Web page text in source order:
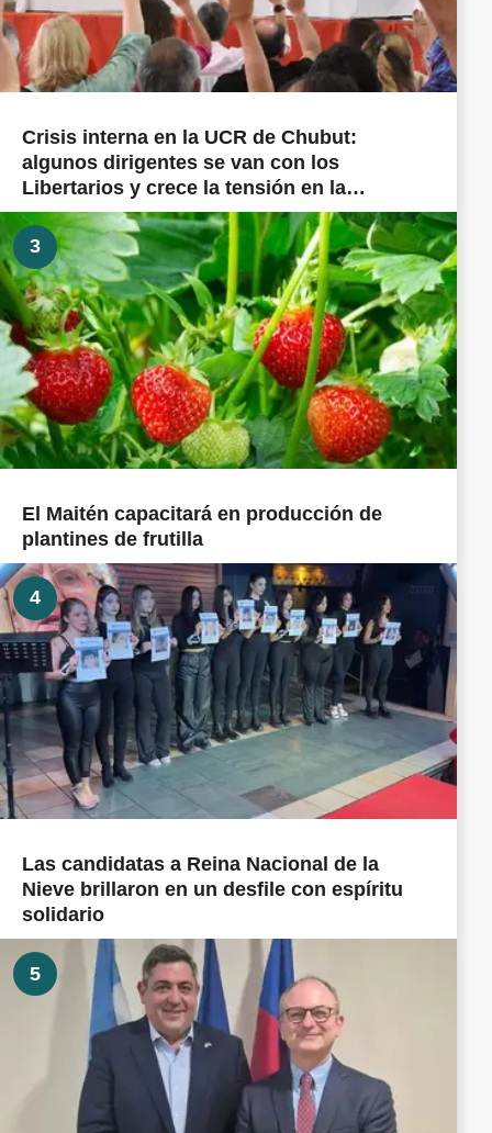
Crisis interna en la UCR de Chubut:
algunos dirigentes se van con los
Libertarios y crece la tensión en la
militancia cordillerana
3
El Maitén capacitará en producción de
plantines de frutilla
4
Las candidatas a Reina Nacional de la
Nieve brillaron en un desfile con espíritu
solidario
5